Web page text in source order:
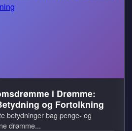
i Drømme:
og Fortolkning
betydninger bag penge- og
drømme...